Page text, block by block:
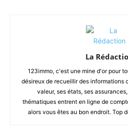
La
123immo, c'est une mine d'or pour
désireux de recueillir des informations
valeur, ses états, ses
thématiques entrent en ligne de
alors vous êtes au bon endroit. Top